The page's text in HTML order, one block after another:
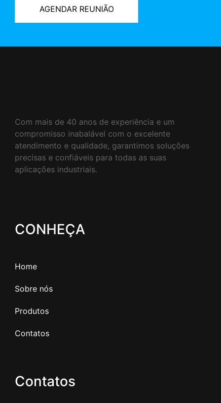
AGENDAR REUNIÃO
Com mais de 40 anos de experiência e um
compromisso inabalável com o excelente
atendimento e qualidade, garantimos soluções
precisas e confiáveis para todas as suas
aplicações industriais.
CONHEÇA
Home
Sobre nós
Produtos
Contatos
Contatos